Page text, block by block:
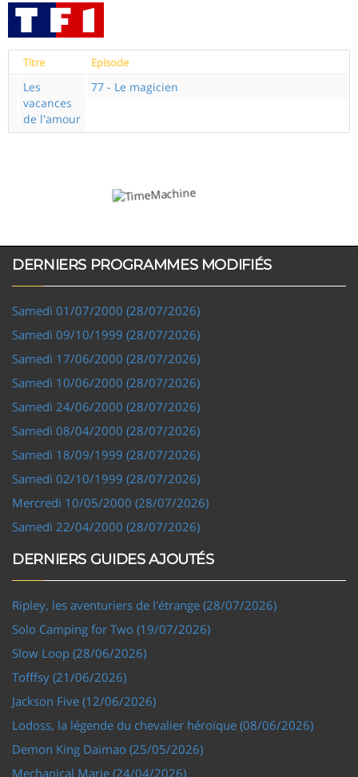
Titre Episode
Les
vacances
de l'amour
77 - Le magicien
DERNIERS PROGRAMMES MODIFIÉS
Samedi 01/07/2000 (28/07/2026)
Samedi 09/10/1999 (28/07/2026)
Samedi 17/06/2000 (28/07/2026)
Samedi 10/06/2000 (28/07/2026)
Samedi 24/06/2000 (28/07/2026)
Samedi 08/04/2000 (28/07/2026)
Samedi 18/09/1999 (28/07/2026)
Samedi 02/10/1999 (28/07/2026)
Mercredi 10/05/2000 (28/07/2026)
Samedi 22/04/2000 (28/07/2026)
DERNIERS GUIDES AJOUTÉS
Ripley, les aventuriers de l'étrange (28/07/2026)
Solo Camping for Two (19/07/2026)
Slow Loop (28/06/2026)
Tofffsy (21/06/2026)
Jackson Five (12/06/2026)
Lodoss, la légende du chevalier héroïque (08/06/2026)
Demon King Daimao (25/05/2026)
Mechanical Marie (24/04/2026)